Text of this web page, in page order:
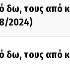
δω, τους από
2024)
δω, τους από